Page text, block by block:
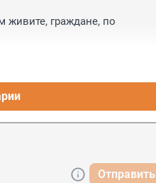
живите, граждане, по
Отправить